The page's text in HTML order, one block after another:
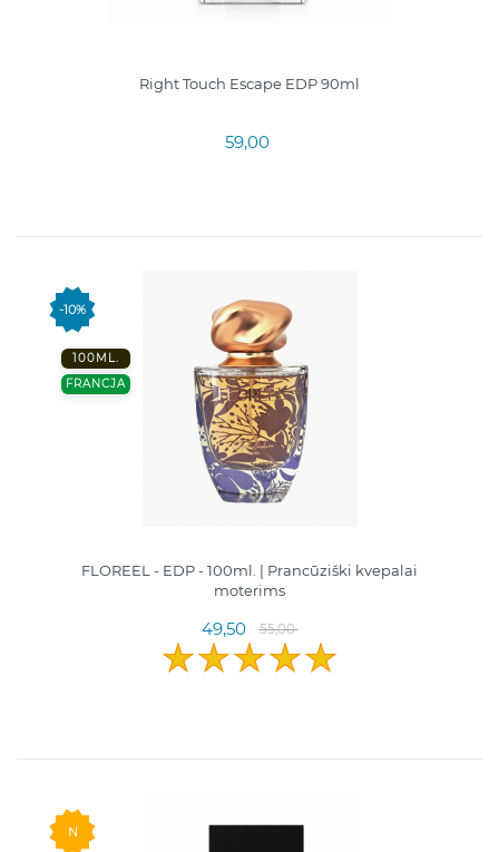
Right Touch Escape EDP 90ml
59,00
-10%
100ML.
FRANCJA
FLOREEL - EDP - 100ml. | Prancūziški kvepalai
moterims
49,50 55,00
N